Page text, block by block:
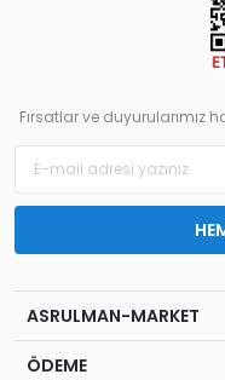
Fırsatlar ve duyurularımız
ASRULMAN-MARKET
ÖDEME